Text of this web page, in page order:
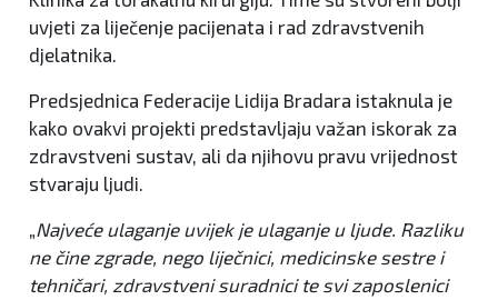
uvjeti za liječenje pacijenata i rad zdravstvenih
djelatnika.
Predsjednica Federacije Lidija Bradara istaknula je
kako ovakvi projekti predstavljaju važan iskorak za
zdravstveni sustav, ali da njihovu pravu vrijednost
stvaraju ljudi.
„Najveće ulaganje uvijek je ulaganje u ljude. Razliku
ne čine zgrade, nego liječnici, medicinske sestre i
tehničari, zdravstveni suradnici te svi zaposlenici